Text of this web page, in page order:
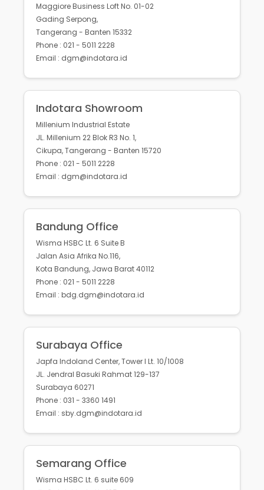
Maggiore Business Loft No. 01-02
Gading Serpong,
Tangerang - Banten 15332
Phone : 021 - 5011 2228
Email : dgm@indotara.id
Indotara Showroom
Millenium Industrial Estate
JL. Millenium 22 Blok R3 No. 1,
Cikupa, Tangerang - Banten 15720
Phone : 021 - 5011 2228
Email : dgm@indotara.id
Bandung Office
Wisma HSBC Lt. 6 Suite B
Jalan Asia Afrika No.116,
Kota Bandung, Jawa Barat 40112
Phone : 021 - 5011 2228
Email : bdg.dgm@indotara.id
Surabaya Office
Japfa Indoland Center, Tower I Lt. 10/1008
JL. Jendral Basuki Rahmat 129-137
Surabaya 60271
Phone : 031 - 3360 1491
Email : sby.dgm@indotara.id
Semarang Office
Wisma HSBC Lt. 6 suite 609